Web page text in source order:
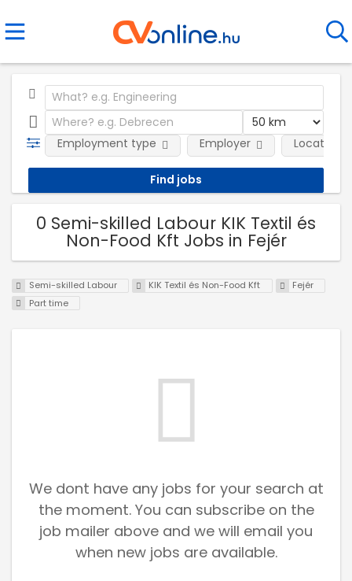
Employment type Employer Location
0 Semi-skilled Labour KIK Textil és
Non-Food Kft Jobs in Fejér
Semi-skilled Labour KIK Textil és Non-Food Kft
Fejér
Part time
We dont have any jobs for your search at
the moment. You can subscribe on the
job mailer above and we will email you
when new jobs are available.